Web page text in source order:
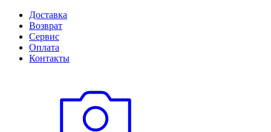
Доставка
Возврат
Сервис
Оплата
Контакты